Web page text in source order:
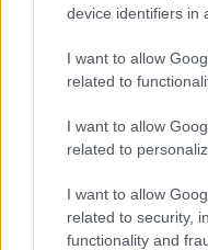
device identifiers in
I want to allow
related to
I want to allow
related to
I want to allow
related to security,
functionality and